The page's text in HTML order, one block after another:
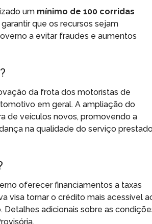
um mínimo de 100 corridas
que os recursos sejam
a evitar fraudes e aumentos
da frota dos motoristas de
em geral. A ampliação do
de veículos novos, promovendo a
na qualidade do serviço
oferecer financiamentos a taxas
visa tornar o crédito mais acessível
adicionais sobre as